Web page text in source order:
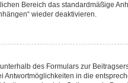
Bereich das standardmäßige
wieder deaktivieren.
des Formulars zur
in die